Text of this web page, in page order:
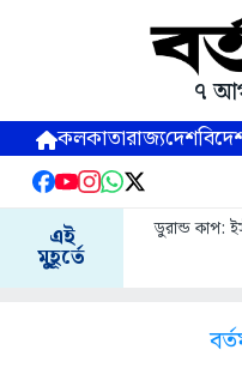
৭
কলকাতারাজ্যদেশ
এই
মুহূর্তে
ডুরান্ড কাপ: